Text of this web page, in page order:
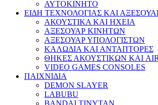
ΑΥΤΟΚΙΝΗΤΟ
ΕΙΔΗ ΤΕΧΝΟΛΟΓΙΑΣ ΚΑΙ
ΑΚΟΥΣΤΙΚΑ ΚΑΙ ΗΧΕΙΑ
ΑΞΕΣΟΥΑΡ ΚΙΝΗΤΩΝ
ΑΞΕΣΟΥΑΡ ΥΠΟΛΟΓΙΣΤΩΝ
ΚΑΛΩΔΙΑ ΚΑΙ ΑΝΤΑΠΤΟΡΕΣ
ΘΗΚΕΣ ΑΚΟΥΣΤΙΚΩΝ ΚΑΙ
VIDEO GAMES CONSOLES
ΠΑΙΧΝΙΔΙΑ
DEMON SLAYER
LABUBU